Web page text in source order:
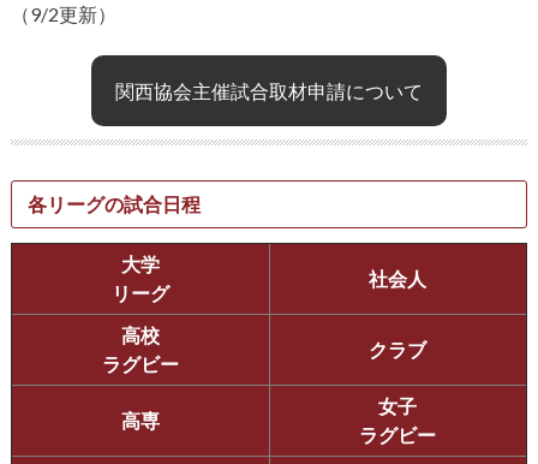
（9/2更新）
関西協会主催試合取材申請について
各リーグの試合日程
大学
リーグ
社会人
高校
ラグビー
クラブ
高専
女子
ラグビー